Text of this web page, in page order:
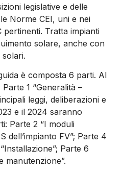
legislative e delle
Norme CEI, uni e nei
pertinenti. Tratta impianti
solare, anche con
è composta 6 parti. Al
1 “Generalità –
leggi, deliberazioni e
e il 2024 saranno
Parte 2 “I moduli
dell’impianto FV”; Parte 4
Parte 6
manutenzione”.